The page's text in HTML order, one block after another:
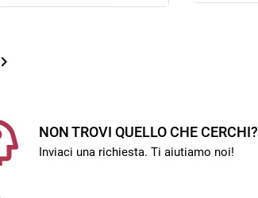

NON TROVI QUELLO CHE CERCHI?
Inviaci una richiesta. Ti aiutiamo noi!